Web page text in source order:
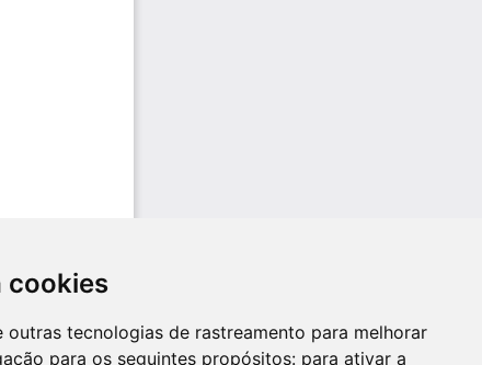
cookies
outras tecnologias de rastreamento para melhorar
para os seguintes propósitos: para ativar a